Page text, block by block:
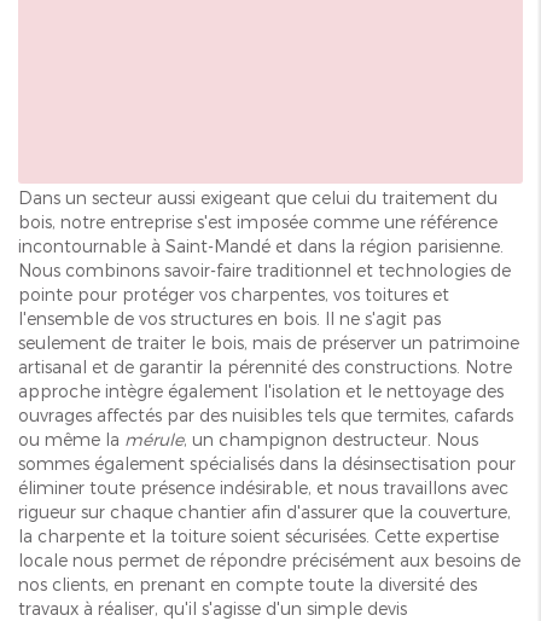
Dans un secteur aussi exigeant que celui du traitement du
bois, notre entreprise s'est imposée comme une référence
incontournable à Saint-Mandé et dans la région parisienne.
Nous combinons savoir-faire traditionnel et technologies de
pointe pour protéger vos charpentes, vos toitures et
l'ensemble de vos structures en bois. Il ne s'agit pas
seulement de traiter le bois, mais de préserver un patrimoine
artisanal et de garantir la pérennité des constructions. Notre
approche intègre également l'isolation et le nettoyage des
ouvrages affectés par des nuisibles tels que termites, cafards
ou même la mérule, un champignon destructeur. Nous
sommes également spécialisés dans la désinsectisation pour
éliminer toute présence indésirable, et nous travaillons avec
rigueur sur chaque chantier afin d'assurer que la couverture,
la charpente et la toiture soient sécurisées. Cette expertise
locale nous permet de répondre précisément aux besoins de
nos clients, en prenant en compte toute la diversité des
travaux à réaliser, qu'il s'agisse d'un simple devis